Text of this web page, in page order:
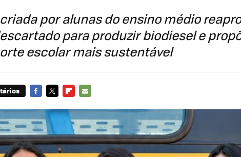
por alunas do ensino médio
para produzir biodiesel e
escolar mais sustentável